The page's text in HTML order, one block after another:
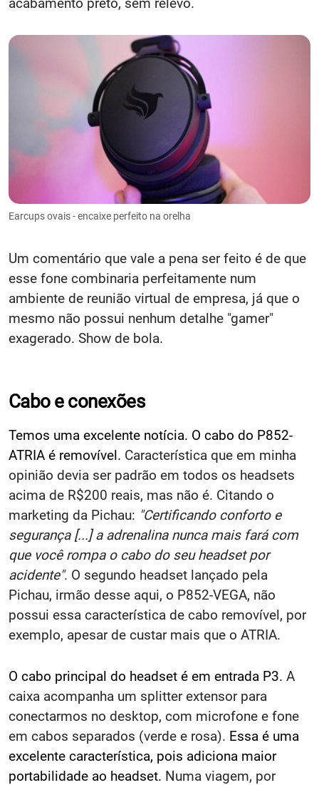
Earcups ovais - encaixe perfeito na orelha
Um comentário que vale a pena ser feito é de que
esse fone combinaria perfeitamente num
ambiente de reunião virtual de empresa, já que o
mesmo não possui nenhum detalhe "gamer"
exagerado. Show de bola.
Cabo e conexões
Temos uma excelente notícia. O cabo do P852-
ATRIA é removível. Característica que em minha
opinião devia ser padrão em todos os headsets
acima de R$200 reais, mas não é. Citando o
marketing da Pichau: "Certificando conforto e
segurança [...] a adrenalina nunca mais fará com
que você rompa o cabo do seu headset por
acidente". O segundo headset lançado pela
Pichau, irmão desse aqui, o P852-VEGA, não
possui essa característica de cabo removível, por
exemplo, apesar de custar mais que o ATRIA.
O cabo principal do headset é em entrada P3. A
caixa acompanha um splitter extensor para
conectarmos no desktop, com microfone e fone
em cabos separados (verde e rosa). Essa é uma
excelente característica, pois adiciona maior
portabilidade ao headset. Numa viagem, por